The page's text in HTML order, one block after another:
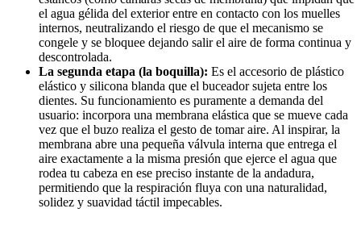
el agua gélida del exterior entre en contacto con los muelles
internos, neutralizando el riesgo de que el mecanismo se
congele y se bloquee dejando salir el aire de forma continua y
descontrolada.
La segunda etapa (la boquilla): Es el accesorio de plástico
elástico y silicona blanda que el buceador sujeta entre los
dientes. Su funcionamiento es puramente a demanda del
usuario: incorpora una membrana elástica que se mueve cada
vez que el buzo realiza el gesto de tomar aire. Al inspirar, la
membrana abre una pequeña válvula interna que entrega el
aire exactamente a la misma presión que ejerce el agua que
rodea tu cabeza en ese preciso instante de la andadura,
permitiendo que la respiración fluya con una naturalidad,
solidez y suavidad táctil impecables.